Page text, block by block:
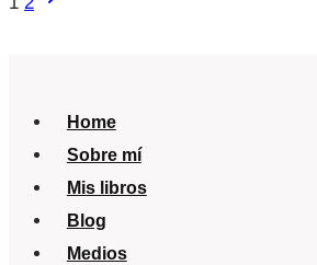
Home
Sobre mí
Mis libros
Blog
Medios